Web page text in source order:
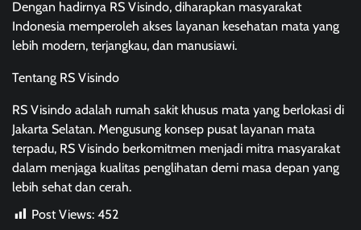
Dengan hadirnya RS Visindo, diharapkan masyarakat
Indonesia memperoleh akses layanan kesehatan mata yang
lebih modern, terjangkau, dan manusiawi.
Tentang RS Visindo
RS Visindo adalah rumah sakit khusus mata yang berlokasi di
Jakarta Selatan. Mengusung konsep pusat layanan mata
terpadu, RS Visindo berkomitmen menjadi mitra masyarakat
dalam menjaga kualitas penglihatan demi masa depan yang
lebih sehat dan cerah.
Post Views: 452